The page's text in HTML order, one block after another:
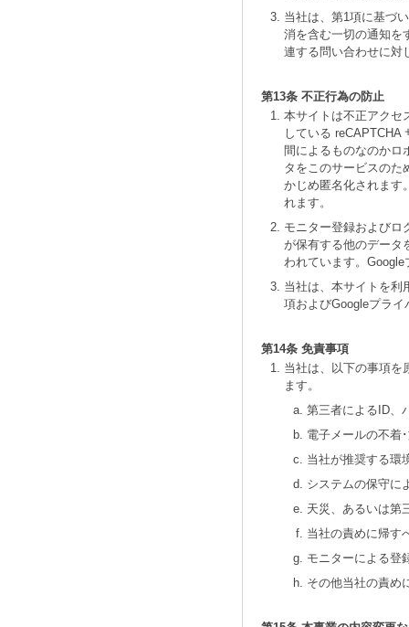
当社は、第1項に基づ
消を含む一切の通知を
連する問い合わせに対
第13条 不正行為の防止
本サイトは不正アクセ
している reCAPTCHA
間によるものなのかロ
タをこのサービスのた
かじめ匿名化されます
れます。
モニター登録およびロ
が保有する他のデータ
われています。
当社は、本サイトを利
項およびGoogleプラ
第14条 免責事項
当社は、以下の事項を
ます。
第三者によるID、
電子メールの不着
当社が推奨する環
システムの保守に
天災、あるいは第
当社の責めに帰す
モニターによる登
その他当社の責め